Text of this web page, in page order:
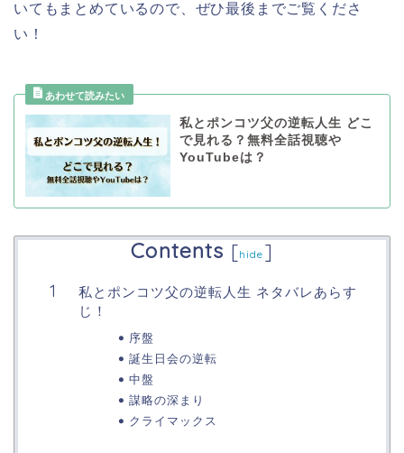
いてもまとめているので、ぜひ最後までご覧くださ
い！
私とポンコツ父の逆転人生 どこ
で見れる？無料全話視聴や
YouTubeは？
Contents [hide ]
私とポンコツ父の逆転人生 ネタバレあらす
じ！
序盤
誕生日会の逆転
中盤
謀略の深まり
クライマックス